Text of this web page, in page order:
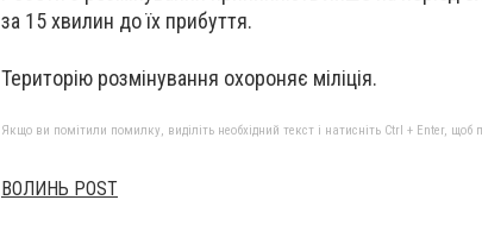
за 15 хвилин до їх прибуття.
Територію розмінування охороняє міліція.
Якщо ви помітили помилку, виділіть необхідний текст і натисніть Ctrl + Enter, щоб
ВОЛИНЬ РOST